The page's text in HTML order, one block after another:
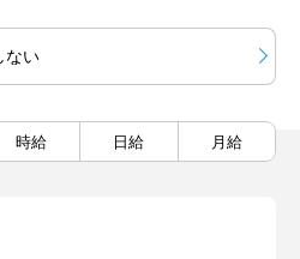
ない
時給 日給 月給